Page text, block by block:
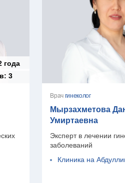
года
3
Врач гинеколог
Мырзахметова
Умиртаевна
Эксперт в лечении
заболеваний
Клиника на